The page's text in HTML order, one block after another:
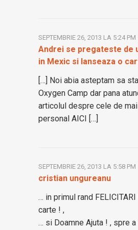
Andrei se pregateste de
in Mexic si lanseaza o
SEPTEMBRIE 26, 2013 LA 5:24 PM
[…] Noi abia asteptam sa
Oxygen Camp dar pana
articolul despre cele de
personal AICI […]
cristian ungureanu
SEPTEMBRIE 26, 2013 LA 5:58 PM
… in primul rand
carte ! ,
… si Doamne Ajuta ! , spre